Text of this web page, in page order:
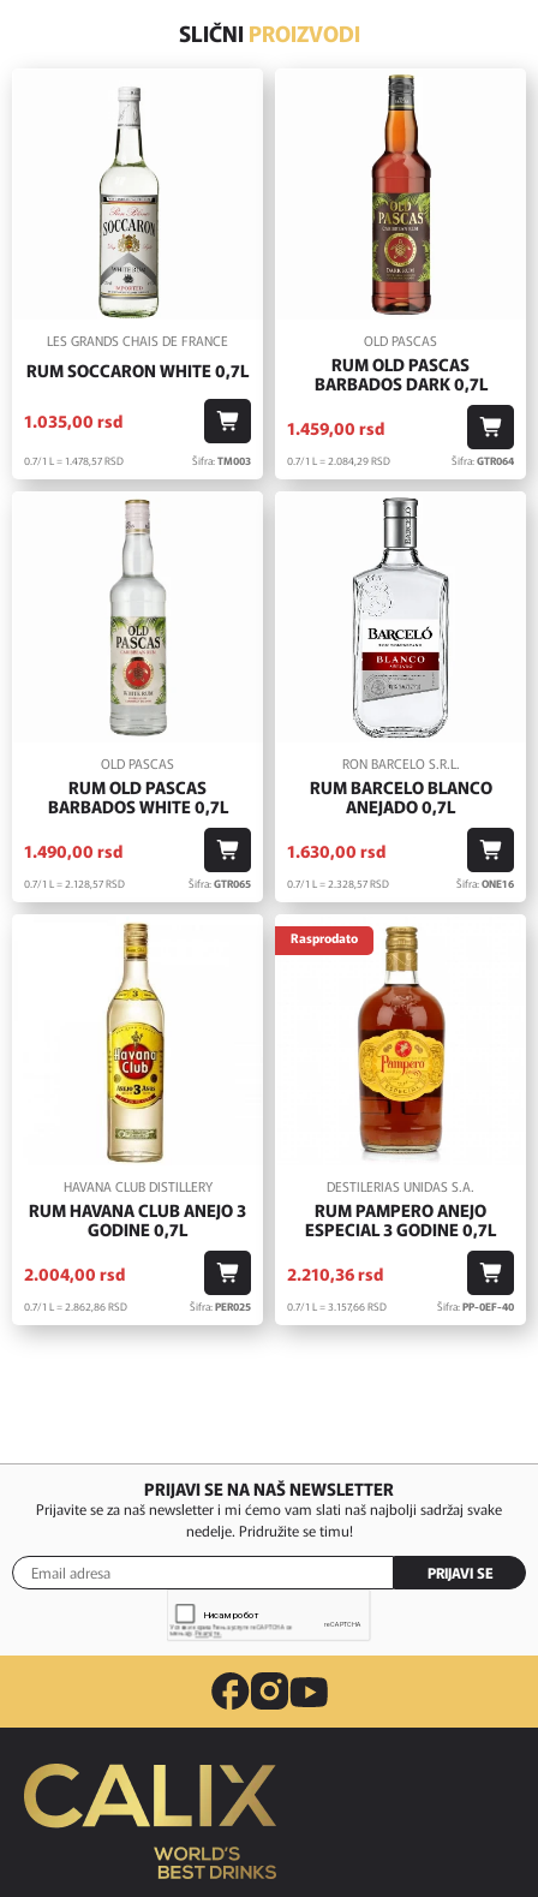
SLIČNI PROIZVODI
LES GRANDS CHAIS DE FRANCE
RUM SOCCARON WHITE 0,7L
1.035,00 rsd
0.7/1 L = 1.478,57RSD Šifra:TM003
OLD PASCAS
RUM OLD PASCAS
BARBADOS DARK 0,7L
1.459,00 rsd
0.7/1 L = 2.084,29RSD Šifra:GTR064
OLD PASCAS
RUM OLD PASCAS
BARBADOS WHITE 0,7L
1.490,00 rsd
0.7/1 L = 2.128,57RSD Šifra:GTR065
RON BARCELO S.R.L.
RUM BARCELO BLANCO
ANEJADO 0,7L
1.630,00 rsd
0.7/1 L = 2.328,57RSD Šifra:ONE16
HAVANA CLUB DISTILLERY
RUM HAVANA CLUB ANEJO 3
GODINE 0,7L
2.004,00 rsd
0.7/1 L = 2.862,86RSD Šifra:PER025
Rasprodato
DESTILERIAS UNIDAS S.A.
RUM PAMPERO ANEJO
ESPECIAL 3 GODINE 0,7L
2.210,36rsd
0.7/1 L = 3.157,66RSD Šifra:PP-0EF-40
PRIJAVI SE NA NAŠ NEWSLETTER
Prijavite se za naš newsletter i mi ćemo vam slati naš najbolji sadržaj svake
nedelje. Pridružite se timu!
PRIJAVI SE